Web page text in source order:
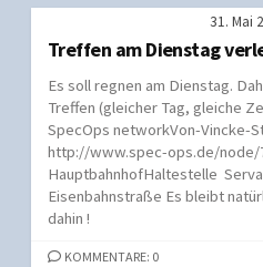
31. Mai
Treffen am Dienstag
Es soll regnen am Dienstag.
Treffen (gleicher Tag, gleiche
SpecOps networkVon-Vincke-
http://www.spec-ops.de/node/
HauptbahnhofHaltestelle
Eisenbahnstraße Es bleibt
dahin !
KOMMENTARE: 0